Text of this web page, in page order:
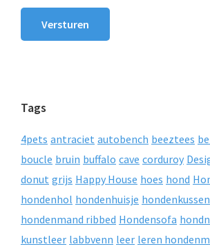
Versturen
Tags
4pets antraciet autobench beeztees
boucle bruin buffalo cave corduroy
donut grijs Happy House hoes hond
hondenhol hondenhuisje hondenkussen
hondenmand ribbed Hondensofa
kunstleer labbvenn leer leren